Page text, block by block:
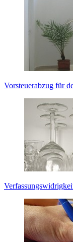
Vorsteuerabzug für